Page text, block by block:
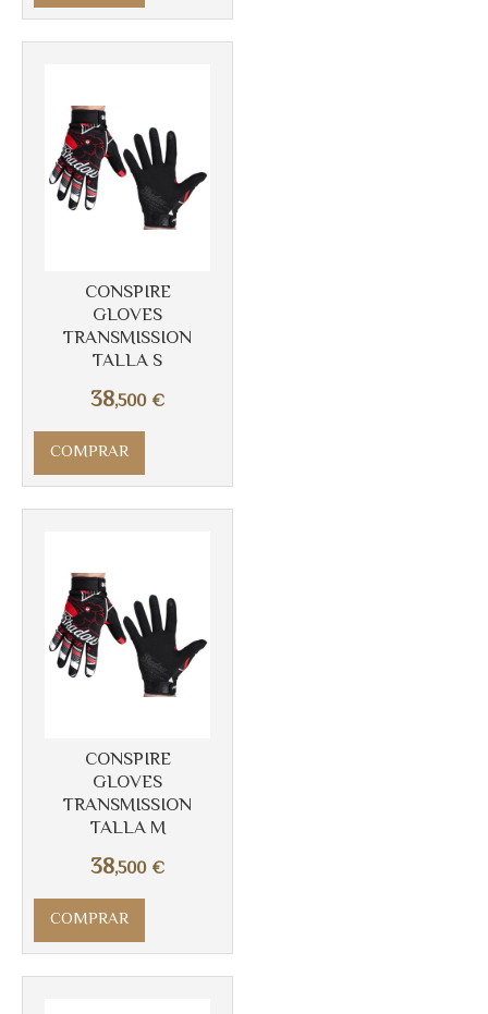
CONSPIRE
GLOVES
TRANSMISSION
TALLA S
38,500 €
COMPRAR
CONSPIRE
GLOVES
TRANSMISSION
TALLA M
38,500 €
COMPRAR
Más info
Más info
Más info